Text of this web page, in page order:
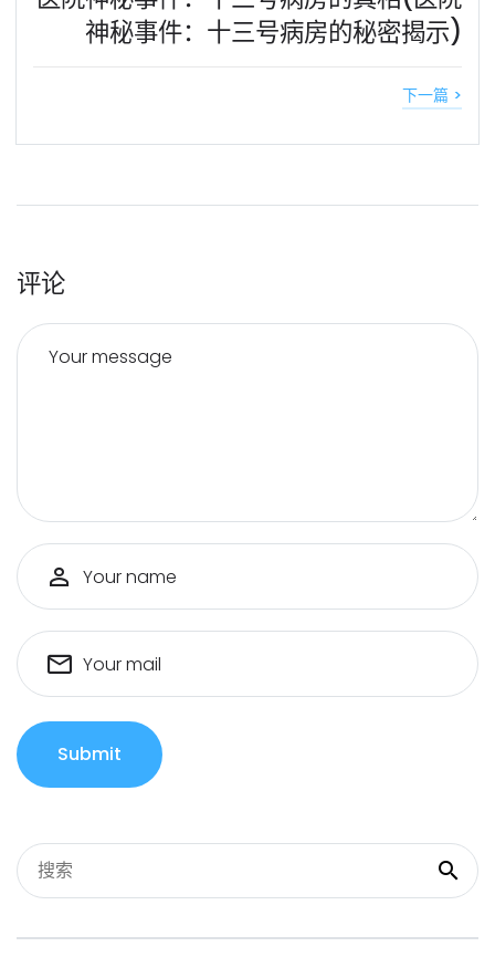
神秘事件：十三号病房的秘密揭示)
下一篇 >
评论
Your message
Your name
Your mail
Submit